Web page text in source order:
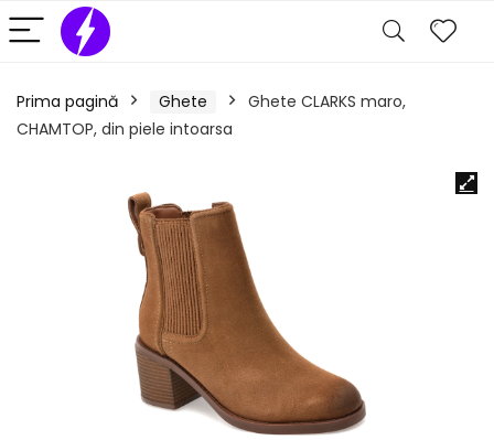
Prima pagină Ghete
Ghete CLARKS maro,
CHAMTOP, din piele intoarsa